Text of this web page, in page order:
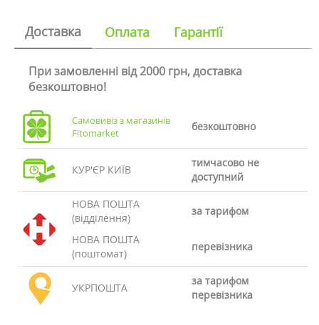
Доставка Оплата Гарантії
При замовленні від 2000 грн, доставка
безкоштовно!
Самовивіз з магазинів
Fitomarket
безкоштовно
КУР'ЄР КИЇВ
тимчасово не
доступний
НОВА ПОШТА
(відділення)
за тарифом
НОВА ПОШТА
(поштомат)
перевізника
УКРПОШТА
за тарифом
перевізника